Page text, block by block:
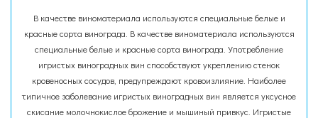
В качестве виноматериала используются специальные белые и
красные сорта винограда. В качестве виноматериала используются
специальные белые и красные сорта винограда. Употребление
игристых виноградных вин способствуют укреплению стенок
кровеносных сосудов, предупреждают кровоизлияние. Наиболее
типичное заболевание игристых виноградных вин является уксусное
скисание молочнокислое брожение и мышиный привкус. Игристые